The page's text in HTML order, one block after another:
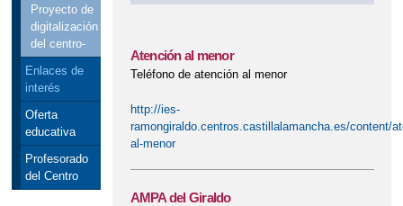
Proyecto de
digitalización
del centro-
Enlaces de
interés
Oferta
educativa
Profesorado
del Centro
Atención al menor
Teléfono de atención al menor
http://ies-
ramongiraldo.centros.castillalamancha.es/content/
al-menor
AMPA del Giraldo